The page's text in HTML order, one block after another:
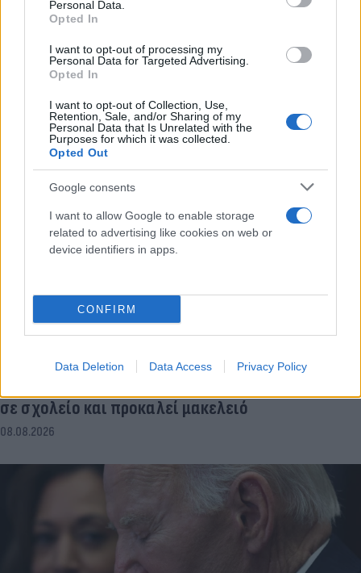
Personal Data.
Opted In
I want to opt-out of processing my
Personal Data for Targeted Advertising.
Opted In
I want to opt-out of Collection, Use,
Retention, Sale, and/or Sharing of my
Personal Data that Is Unrelated with the
Purposes for which it was collected.
Opted Out
Google consents
I want to allow Google to enable storage
related to advertising like cookies on web or
device identifiers in apps.
CONFIRM
Data Deletion Data Access Privacy Policy
Νέα αποχώρηση από το κόμμα Καρυστιανού –
«Γίναμε μάρτυρες μιας εσωτερικής μετάλλαξης»
08.08.2026
σε σχολείο και προκαλεί μακελειό
08.08.2026